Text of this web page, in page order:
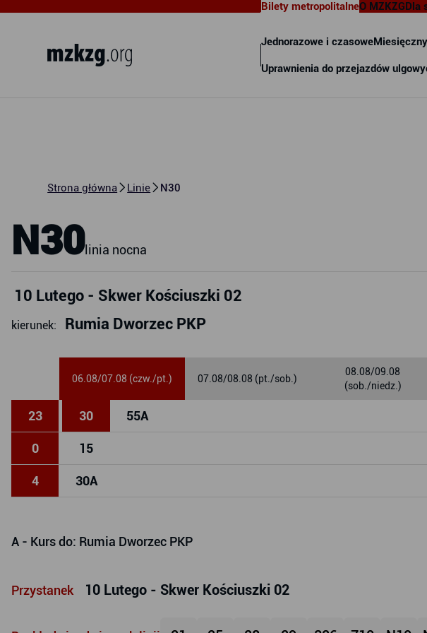
Bilety metropolitalne
Jednorazowe i czasowe
Uprawnienia do przejazdów
O MZKZGDla
Strona główna Linie N30
N30linia nocna
10 Lutego - Skwer Kościuszki 02
kierunek: Rumia Dworzec PKP
06.08/07.08 (czw./pt.) 07.08/08.08 (pt./sob.)
08.08/09.08
(sob./niedz.)
23 30 55A
0 15
4 30A
A - Kurs do: Rumia Dworzec PKP
Przystanek 10 Lutego - Skwer Kościuszki 02